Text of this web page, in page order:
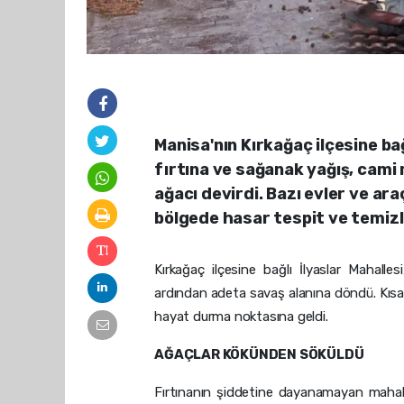
Manisa'nın Kırkağaç ilçesine
fırtına ve sağanak yağış,
ağacı devirdi. Bazı evler ve
bölgede hasar tespit ve
Kırkağaç ilçesine bağlı İlyaslar
ardından adeta savaş alanına döndü.
hayat durma noktasına geldi.
AĞAÇLAR KÖKÜNDEN SÖKÜLDÜ
Fırtınanın şiddetine dayanamayan